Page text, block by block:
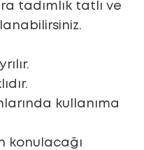
tadımlık tatlı ve
kullanıma
konulacağı